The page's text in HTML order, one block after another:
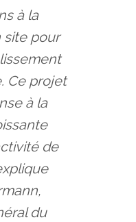
à la
site pour
Ce projet
à la
de
du